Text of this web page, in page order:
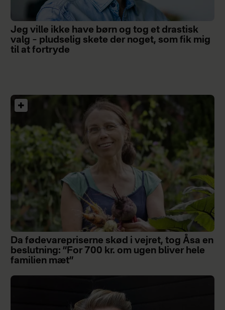
Jeg ville ikke have børn og tog et drastisk
valg – pludselig skete der noget, som fik mig
til at fortryde
Da fødevarepriserne skød i vejret, tog Åsa en
beslutning: ”For 700 kr. om ugen bliver hele
familien mæt”